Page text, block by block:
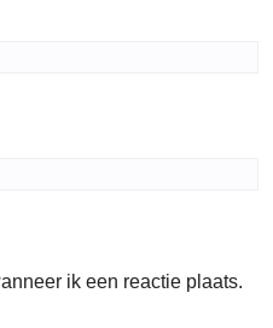
ik een reactie plaats.